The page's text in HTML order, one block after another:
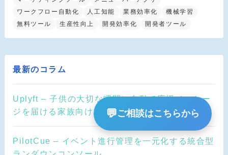
ワークフロー自動化
人工知能 業務効率化
機械学習
無料ツール
生産性向上 開発効率化 開発者ツール
最新のコラム
Uplyft – 子供の大切な瞬間に自動で応援メッセー
ジを届ける家族向けウェルネスOS
PilotCue – イベント進行管理を一元化する統合型
💬ご相談はこちらから